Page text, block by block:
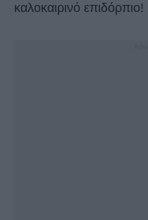
καλοκαιρινό επιδόρπιο!